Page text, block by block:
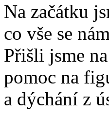
Na začátku
co vše se
Přišli jsme
pomoc na
a dýchání z